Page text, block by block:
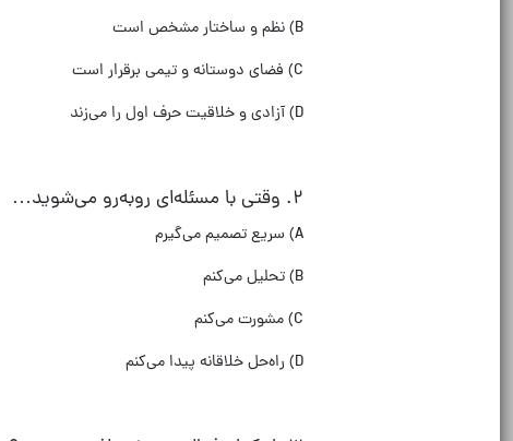
B) نظم و ساختار مشخص است
C) فضای دوستانه و تیمی برقرار است
D) آزادی و خلاقیت حرف اول را می‌زند
۲. وقتی با مسئله‌ای روبه‌رو می‌شوید…
A) سریع تصمیم می‌گیرم
B) تحلیل می‌کنم
C) مشورت می‌کنم
D) راه‌حل خلاقانه پیدا می‌کنم